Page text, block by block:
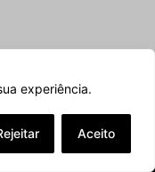
experiência.
Aceito